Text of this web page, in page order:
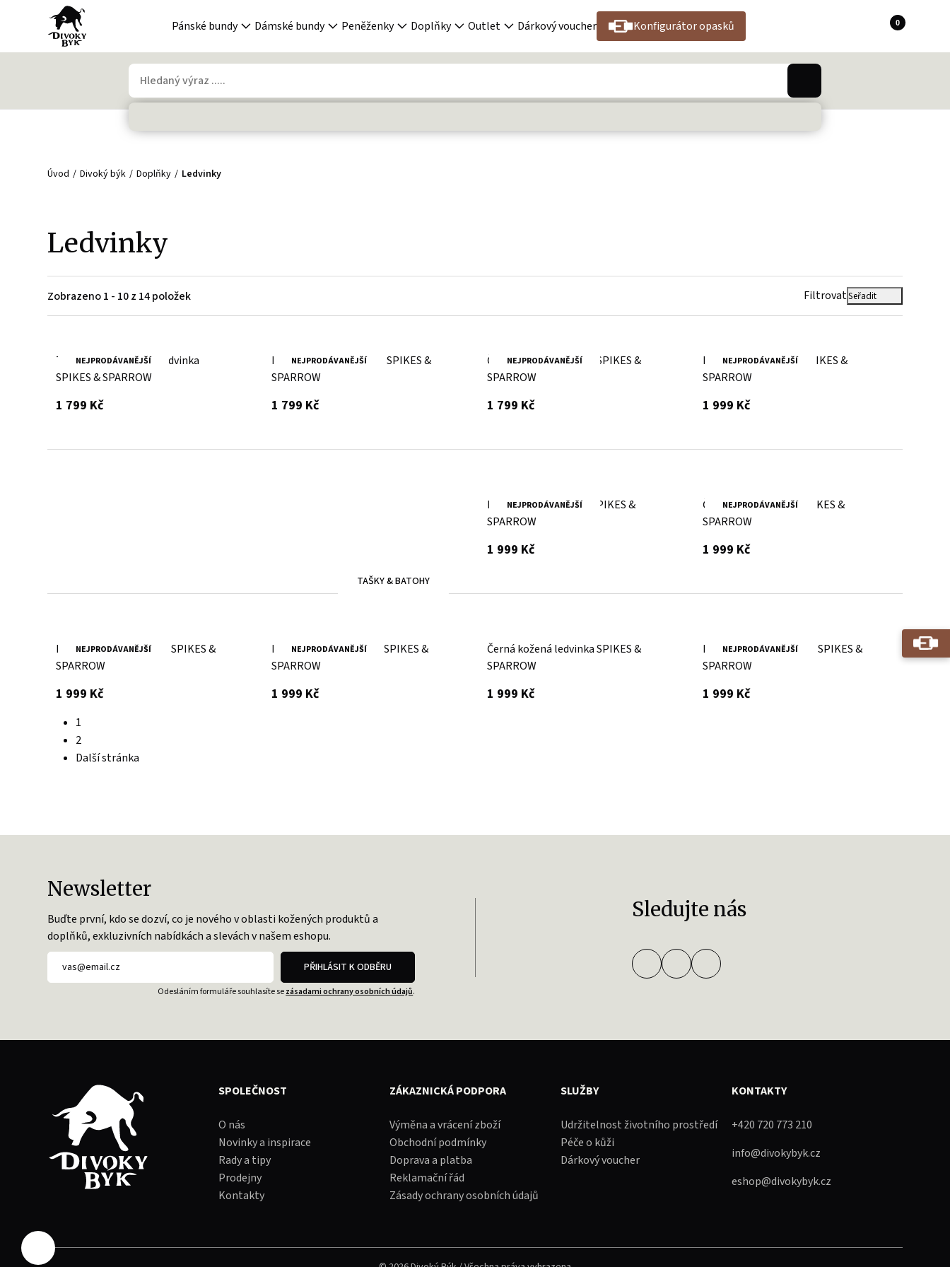
Pánské bundy Dámské bundy Peněženky Doplňky Outlet Dárkový voucher Konfigurátor opasků 0
Úvod Divoký býk Doplňky Ledvinky
Ledvinky
Zobrazeno 1 - 10 z 14 položek FiltrovatSeřadit
NEJPRODÁVANĚJŠÍ
Tmavě hnědá kožená ledvinka
SPIKES & SPARROW
1 799 Kčs DPH
NEJPRODÁVANĚJŠÍ
Brandy kožená ledvinka SPIKES &
SPARROW
1 799 Kčs DPH
NEJPRODÁVANĚJŠÍ
Černá kožená ledvinka SPIKES &
SPARROW
1 799 Kčs DPH
NEJPRODÁVANĚJŠÍ
Hnědý kožený batoh SPIKES &
SPARROW
1 999 Kčs DPH
TAŠKY & BATOHY
NEJPRODÁVANĚJŠÍ
Brandy kožený batoh SPIKES &
SPARROW
1 999 Kčs DPH
NEJPRODÁVANĚJŠÍ
Černý kožený batoh SPIKES &
SPARROW
1 999 Kčs DPH
NEJPRODÁVANĚJŠÍ
Brandy kožená ledvinka SPIKES &
SPARROW
1 999 Kčs DPH
NEJPRODÁVANĚJŠÍ
Hnědá kožená ledvinka SPIKES &
SPARROW
1 999 Kčs DPH
Černá kožená ledvinka SPIKES &
SPARROW
1 999 Kčs DPH
NEJPRODÁVANĚJŠÍ
Brandy kožená ledvinka SPIKES &
SPARROW
1 999 Kčs DPH
1
2
Další stránka
Newsletter
Buďte první, kdo se dozví, co je nového v oblasti kožených produktů a
doplňků, exkluzivních nabídkách a slevách v našem eshopu.
PŘIHLÁSIT K ODBĚRU
Odesláním formuláře souhlasíte sezásadami ochrany osobních údajů.
Sledujte nás
SPOLEČNOST
O nás
Novinky a inspirace
Rady a tipy
Prodejny
Kontakty
ZÁKAZNICKÁ PODPORA
Výměna a vrácení zboží
Obchodní podmínky
Doprava a platba
Reklamační řád
Zásady ochrany osobních údajů
SLUŽBY
Udržitelnost životního prostředí
Péče o kůži
Dárkový voucher
KONTAKTY
+420 720 773 210
info@divokybyk.cz
eshop@divokybyk.cz